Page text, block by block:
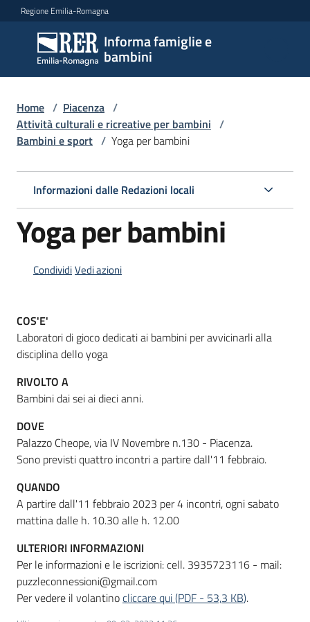
Vai al contenuto
Vai alla navigazione
Vai al footer
Regione Emilia-Romagna
Informa famiglie e
bambini
Informa
famiglie
e
bambini
Informazioni
locali
Newsletter
Home / Piacenza /
Attività culturali e ricreative per bambini /
Bambini e sport / Yoga per bambini
Informazioni dalle Redazioni locali
Yoga per bambini
CondividiVedi azioni
COS'E'
Laboratori di gioco dedicati ai bambini per avvicinarli alla
disciplina dello yoga
RIVOLTO A
Bambini dai sei ai dieci anni.
DOVE
Palazzo Cheope, via IV Novembre n.130 - Piacenza.
Sono previsti quattro incontri a partire dall'11 febbraio.
QUANDO
A partire dall'11 febbraio 2023 per 4 incontri, ogni sabato
mattina dalle h. 10.30 alle h. 12.00
ULTERIORI INFORMAZIONI
Per le informazioni e le iscrizioni: cell. 3935723116 - mail:
puzzleconnessioni@gmail.com
Per vedere il volantinocliccare qui(PDF - 53,3 KB).